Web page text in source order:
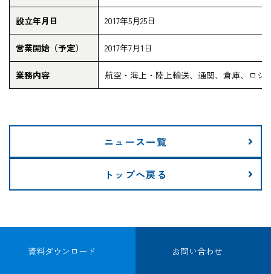
設立年月日 2017年5月25日
営業開始（予定） 2017年7月1日
業務内容 航空・海上・陸上輸送、通関、倉庫、ロジ
ニュース一覧
トップへ戻る
資料ダウンロード お問い合わせ